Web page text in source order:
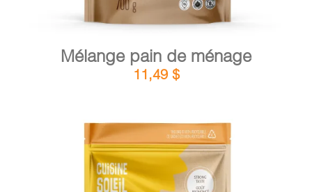
Mélange pain de ménage
11,49 $